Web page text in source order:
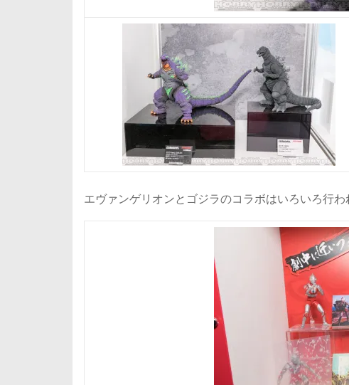
エヴァンゲリオンとゴジラのコラボはいろいろ行